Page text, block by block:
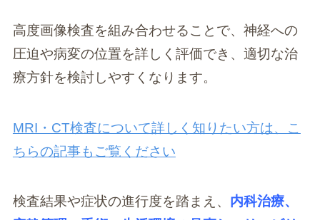
高度画像検査を組み合わせることで、神経への
圧迫や病変の位置を詳しく評価でき、適切な治
療方針を検討しやすくなります。
MRI・CT検査について詳しく知りたい方は、こ
ちらの記事もご覧ください
検査結果や症状の進行度を踏まえ、 内科治療、